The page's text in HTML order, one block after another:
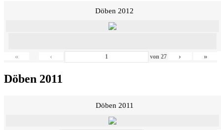
Döben 2012
« ‹ von 27 › »
Döben 2011
Döben 2011